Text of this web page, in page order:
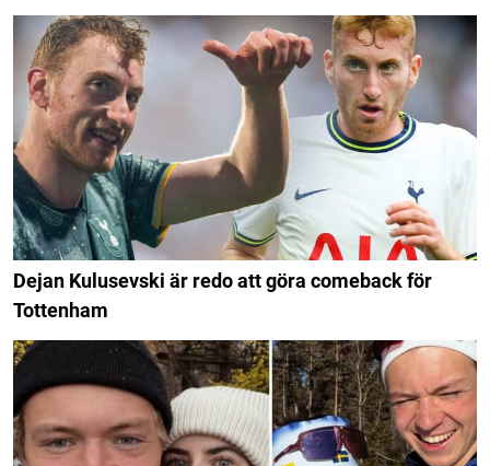
Dejan Kulusevski är redo att göra comeback för
Tottenham